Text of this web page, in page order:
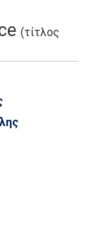
(τίτλος